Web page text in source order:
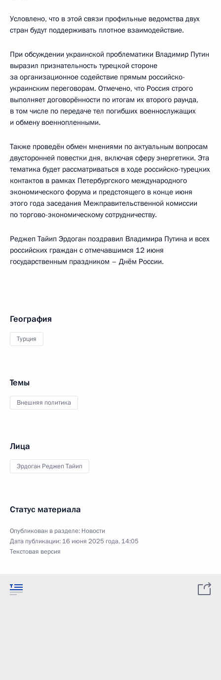
Условлено, что в этой связи профильные ведомства двух
стран будут поддерживать плотное взаимодействие.
При обсуждении украинской проблематики Владимир Путин
выразил признательность турецкой стороне
за организационное содействие прямым российско-
украинским переговорам. Отмечено, что Россия строго
выполняет договорённости по итогам их второго раунда,
в том числе по передаче тел погибших военнослужащих
и обмену военнопленными.
Также проведён обмен мнениями по актуальным вопросам
двусторонней повестки дня, включая сферу энергетики. Эта
тематика будет рассматриваться в ходе российско-турецких
контактов в рамках Петербургского международного
экономического форума и предстоящего в конце июня
этого года заседания Межправительственной комиссии
по торгово-экономическому сотрудничеству.
Реджеп Тайип Эрдоган поздравил Владимира Путина и всех
российских граждан с отмечавшимся 12 июня
государственным праздником – Днём России.
География
Турция
Темы
Внешняя политика
Лица
Эрдоган Реджеп Тайип
Статус материала
Опубликован в разделе: Новости
Дата публикации: 16 июня 2025 года, 14:05
Текстовая версия